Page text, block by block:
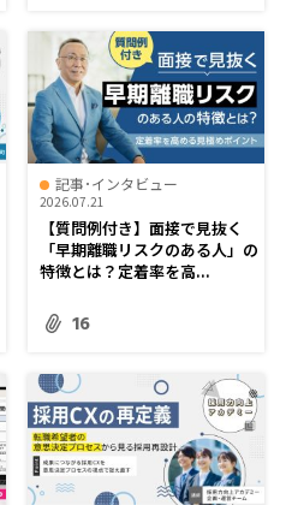
記事･インタビュー
2026.07.21
【質問例付き】面接で見抜く
「早期離職リスクのある人」の
特徴とは？定着率を高...
16